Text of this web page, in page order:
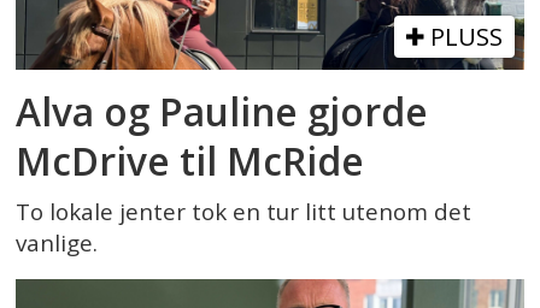
PLUSS
Alva og Pauline gjorde
McDrive til McRide
To lokale jenter tok en tur litt utenom det
vanlige.